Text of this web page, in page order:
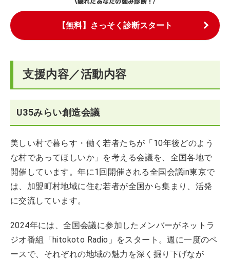
【無料】さっそく診断スタート
支援内容／活動内容
U35みらい創造会議
美しい村で暮らす・働く若者たちが「10年後どのよう
な村であってほしいか」を考える会議を、全国各地で
開催しています。年に1回開催される全国会議in東京で
は、加盟町村地域に住む若者が全国から集まり、活発
に交流しています。
2024年には、全国会議に参加したメンバーがネットラ
ジオ番組「hitokoto Radio」をスタート。週に一度のペ
ースで、それぞれの地域の魅力を深く掘り下げなが